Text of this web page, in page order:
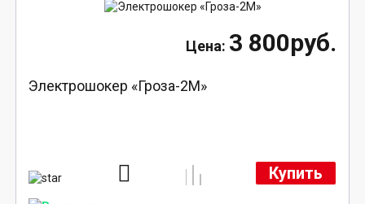
3 800руб.
Электрошокер «Гроза-2М»
Купить